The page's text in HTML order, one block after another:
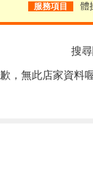
服務項目 體
搜
，無此店家資料